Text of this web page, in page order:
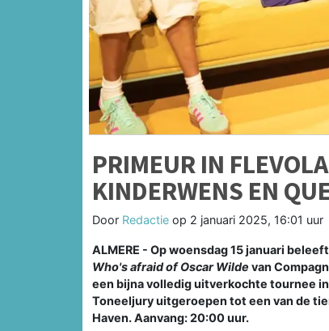
PRIMEUR IN
KINDERWENS EN
Door Redactie op 2 januari 2025, 16:01 uur
ALMERE - Op woensdag 15 januari
Who's afraid of Oscar Wilde van
een bijna volledig uitverkochte tournee
Toneeljury uitgeroepen tot een van de
Haven. Aanvang: 20:00 uur.